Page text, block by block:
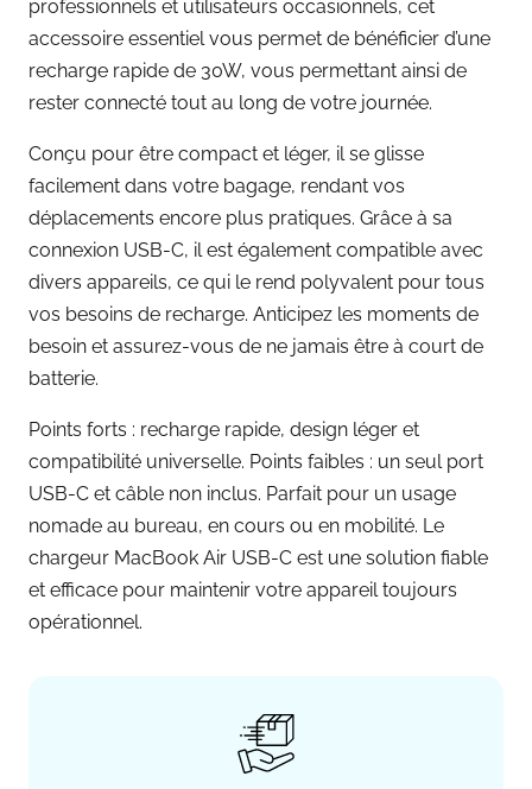
professionnels et utilisateurs occasionnels, cet
accessoire essentiel vous permet de bénéficier d’une
recharge rapide de 30W, vous permettant ainsi de
rester connecté tout au long de votre journée.
Conçu pour être compact et léger, il se glisse
facilement dans votre bagage, rendant vos
déplacements encore plus pratiques. Grâce à sa
connexion USB-C, il est également compatible avec
divers appareils, ce qui le rend polyvalent pour tous
vos besoins de recharge. Anticipez les moments de
besoin et assurez-vous de ne jamais être à court de
batterie.
Points forts : recharge rapide, design léger et
compatibilité universelle. Points faibles : un seul port
USB-C et câble non inclus. Parfait pour un usage
nomade au bureau, en cours ou en mobilité. Le
chargeur MacBook Air USB-C est une solution fiable
et efficace pour maintenir votre appareil toujours
opérationnel.